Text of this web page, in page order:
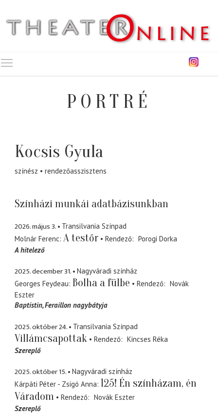
PORTRÉ
Kocsis Gyula
színész rendezőasszisztens
Színházi munkái adatbázisunkban
2026. május 3.
Transilvania Színpad
Molnár Ferenc A testőr Rendező
Porogi Dorka
A hitelező
2025. december 31.
Nagyváradi színház
Georges Feydeau Bolha a fülbe Rendező
Novák
Eszter
Baptistin Feraillon nagybátyja
2025. október 24. Transilvania Színpad
Villámcsapottak Rendező
Kincses Réka
Szereplő
2025. október 15.
Nagyváradi színház
Kárpáti Péter - Zsigó Anna 125! Én színházam, én
Váradom
Rendező
Novák Eszter
Szereplő